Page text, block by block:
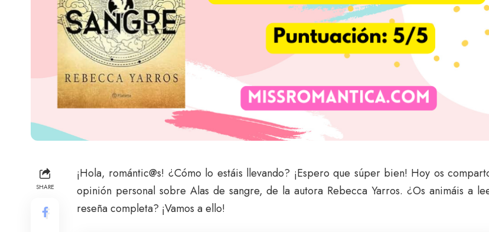
SHARE
¡Hola, romántic@s! ¿Cómo lo estáis llevando? ¡Espero que súper bien! Hoy os
opinión personal sobre Alas de sangre, de la autora Rebecca Yarros. ¿Os animáis a
reseña completa? ¡Vamos a ello!